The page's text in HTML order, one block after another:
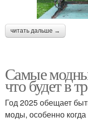
читать дальше →
Самые
что будет в
Год 2025 обещает
моды, особенно